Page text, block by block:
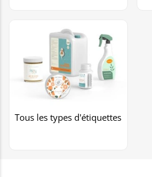
Tous les types d'étiquettes